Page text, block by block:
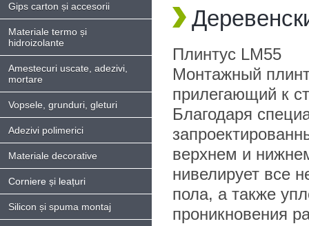
Gips carton și accesorii
Materiale termo și
hidroizolante
Amestecuri uscate, adezivi,
mortare
Vopsele, grunduri, gleturi
Adezivi polimerici
Materiale decorative
Corniere și leațuri
Silicon și spuma montaj
Плинтус LM55
Монтажный
прилегающий к
Благодаря
верхнем и
нивелирует все
пола, а также
проникновения